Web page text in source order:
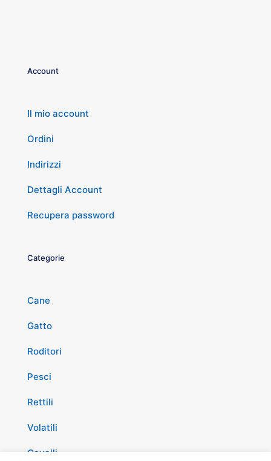
Account
Il mio account
Ordini
Indirizzi
Dettagli Account
Recupera password
Categorie
Cane
Gatto
Roditori
Pesci
Rettili
Volatili
Cavalli